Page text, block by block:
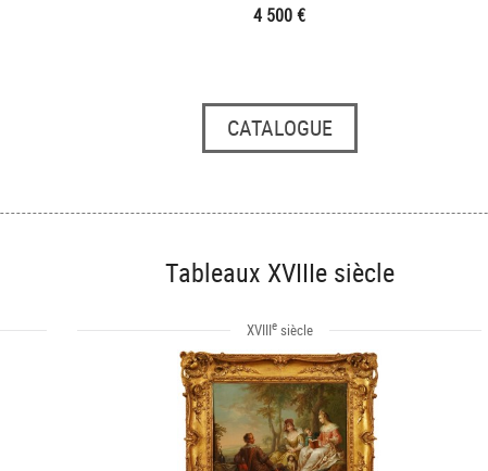
4 500 €
CATALOGUE
Tableaux XVIIIe siècle
XVIIIesiècle